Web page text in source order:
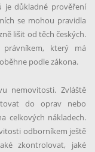
je důkladné prověření
se mohou pravidla
lišit od těch českých.
který má
podle zákona.
nemovitosti. Zvláště
do oprav nebo
celkových nákladech.
odborníkem ještě
zkontrolovat, jaké